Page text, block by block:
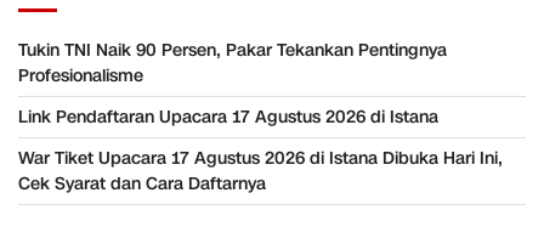
Tukin TNI Naik 90 Persen, Pakar Tekankan Pentingnya
Profesionalisme
Link Pendaftaran Upacara 17 Agustus 2026 di Istana
War Tiket Upacara 17 Agustus 2026 di Istana Dibuka Hari Ini,
Cek Syarat dan Cara Daftarnya